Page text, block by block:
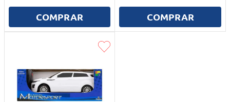
COMPRAR COMPRAR